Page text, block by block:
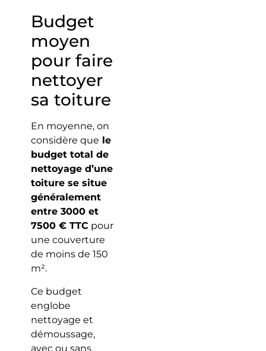
Budget
moyen
pour faire
nettoyer
sa toiture
En moyenne, on
considère que le
budget total de
nettoyage d’une
toiture se situe
généralement
entre 3000 et
7500 € TTC pour
une couverture
de moins de 150
m².
Ce budget
englobe
nettoyage et
démoussage,
avec ou sans